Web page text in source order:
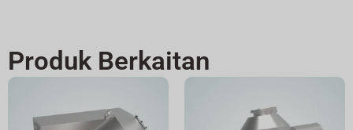
Produk Berkaitan